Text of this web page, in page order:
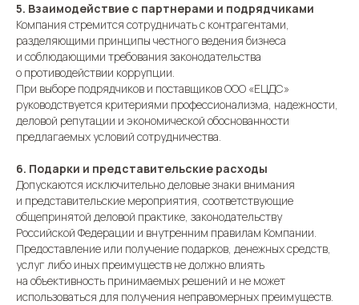
5. Взаимодействие с партнерами и подрядчиками
Компания стремится сотрудничать с контрагентами,
разделяющими принципы честного ведения бизнеса
и соблюдающими требования законодательства
о противодействии коррупции.
При выборе подрядчиков и поставщиков ООО «ЕЦДС»
руководствуется критериями профессионализма, надежности,
деловой репутации и экономической обоснованности
предлагаемых условий сотрудничества.
6. Подарки и представительские расходы
Допускаются исключительно деловые знаки внимания
и представительские мероприятия, соответствующие
общепринятой деловой практике, законодательству
Российской Федерации и внутренним правилам Компании.
Предоставление или получение подарков, денежных средств,
услуг либо иных преимуществ не должно влиять
на объективность принимаемых решений и не может
использоваться для получения неправомерных преимуществ.